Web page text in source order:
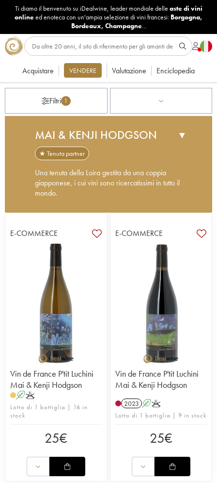
Ti diamo il benvenuto su iDealwine, leader mondiale delle aste di vini
onlineed enoteca con un'ampia selezione di vini francesi: Borgogna,
Bordeaux, Champagne...
Acquistare VENDERE Valutazione Enciclopedia
Filtri 1
MAI & KENJI HODGSON ▼
★ Tenuta partner
Una tenuta della Loira gestita da una coppia
giapponese, i cui vini sono ricercatissimi in tutto il
mondo.
subito con una sorpresa: i viticoltori non sono
francesi! Mai è di origine giapponese e Kenji di
origine canadese. Entrambi hanno mosso i primi
passi nell’universo vinicolo in Canada, per poi
innamorarsi di questa magnifica regione, della sua
complessità e varietà. Curiosi ed eclettici, si sono
appassionati ai vini naturali al punto di decidere di
partire alla volta della Francia per saperne di più…
e poi non se ne sono più andati. Il merito è anche
degli incontri molto interessanti fatti in terra
francese, come quelli con Claude Courtois, Olivier
Cousin e Mark Angéli, proprietario della Ferme de
la Sansonnière, una tenuta conosciuta da pochi
intimi.
Non stupisce quindi che siano rimasti affascinati
dalla regione. Nel 2010, un anno dopo il loro
arrivo, decidono di acquistare alcune vecchie
vigne di grolleau, di cabernet franc e di chenin nel
comune di Faye-d’Anjou. Ovviamente la
coltivazione è naturale e i prodotti chimici sono
messi al bando. Anche la vinificazione in cantina
viene effettuata nella maniera più naturale
di questa azienda giovane che opera secondo
una filosofia encomiabile e propone vini puri e
E-COMMERCE
Vin de France P'tit Luchini
Mai & Kenji Hodgson
AK
Lotto di 1 bottiglia | 16 in
stock
25€
E-COMMERCE
Vin de France P'tit Luchini
Mai & Kenji Hodgson
2023 AK
Lotto di 1 bottiglia | 9 in stock
25€